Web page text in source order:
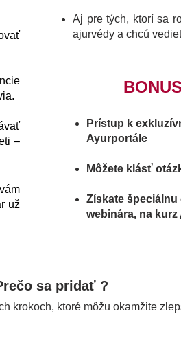
–
už
Aj pre tých, ktorí sa
ajurvédy a chcú
Prístup k
Ayurportále​
Môžete klásť
Získate
webinára, na kurz
sa pridať ?
krokoch, ktoré môžu okamžite